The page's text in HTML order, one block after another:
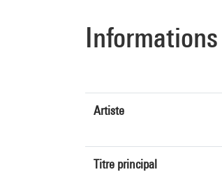
Artiste
Titre principal